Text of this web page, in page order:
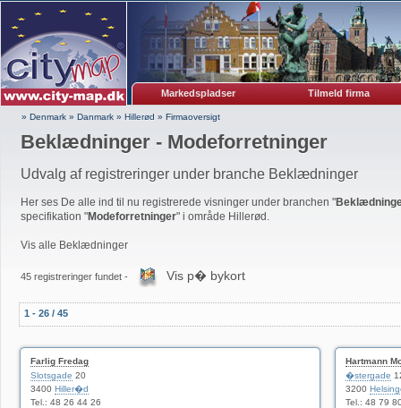
Markedspladser Tilmeld firma
» Denmark » Danmark » Hillerød » Firmaoversigt
Beklædninger - Modeforretninger
Udvalg af registreringer under branche Beklædninger
Her ses De alle ind til nu registrerede visninger under branchen "
specifikation "Modeforretninger" i område Hillerød.
Vis alle Beklædninger
45 registreringer fundet - Vis p� bykort
1 - 26 / 45
Farlig Fredag
Slotsgade 20
3400 Hiller�d
Tel.: 48 26 44 26
Hartmann
�stergade
3200
Tel.: 48 79